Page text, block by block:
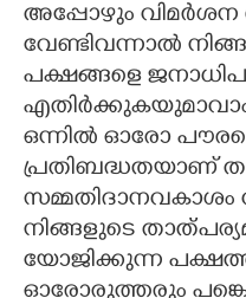
അപ്പോഴും
വേണ്ടിവന്നാൽ
പക്ഷങ്ങളെ
ഒന്നിൽ ഓരോ
പ്രതിബദ്ധതയാണ്
നിങ്ങളുടെ
യോജിക്കുന്ന